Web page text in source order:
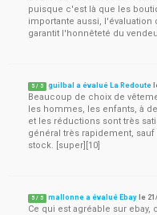
puisque c'est là que les
importante aussi,
garantit l'honnêteté du
5 / 5 guilbal a évalué La Redoute
Beaucoup de choix de
les hommes, les enfants, à
et les réductions sont très
général très rapidement,
stock. [super][10]
5 / 5 mallonne a évalué Ebay le
Ce qui est agréable sur ebay,